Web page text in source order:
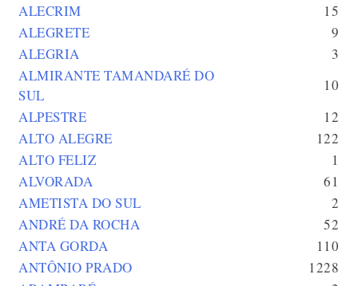
ALECRIM
15
ALEGRETE
9
ALEGRIA
3
ALMIRANTE TAMANDARÉ DO
SUL
10
ALPESTRE
12
ALTO ALEGRE
122
ALTO FELIZ
1
ALVORADA
61
AMETISTA DO SUL
2
ANDRÉ DA ROCHA
52
ANTA GORDA
110
ANTÔNIO PRADO
1228